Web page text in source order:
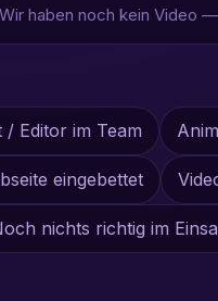
Wir haben noch kein Video
/ Editor im Team
eingebettet
nichts richtig im